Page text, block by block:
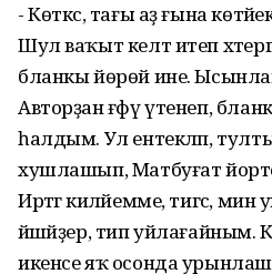
- Көткәс, тағы аҙ ғына
Шул ваҡыт келт итеп
бланкы йөрөй ине.
Авторҙан ғәфү үтенеп,
һалдым. Ул ентекләп,
хушлашып, Матбуғат
Иртәгә киләйемме, тигәс,
йәшәйҙер, тип уйлағайным.
икенсе яҡ осонда